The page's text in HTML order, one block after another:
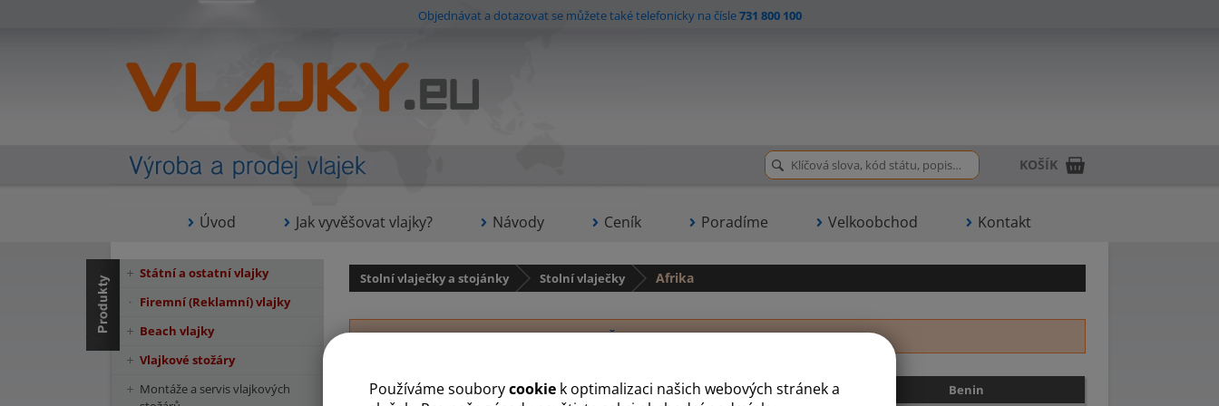
Používáme souborycookie k optimalizaci našich webových stránek a
Objednávat a dotazovat se můžete také telefonicky na čísle731 800 100
Úvod Jak vyvěšovat vlajky? Návody Ceník Poradíme Velkoobchod Kontakt
KOŠÍK
Stolní vlaječky a stojánky Stolní vlaječky Afrika
A B Č D E G J K L M N R S T U Z
Angola Alžírsko Benin
Státní a ostatní vlajky
Firemní (Reklamní) vlajky
Beach vlajky
Vlajkové stožáry
Montáže a servis vlajkových